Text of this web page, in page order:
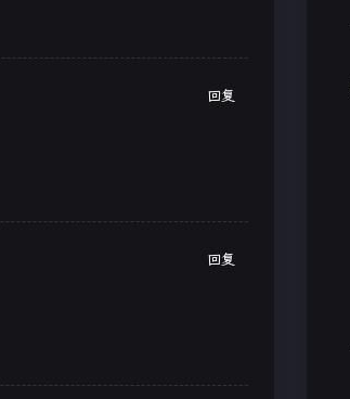
回复
回复